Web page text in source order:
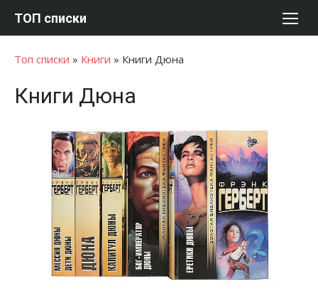
ТОП списки
Топ списки » Книги » Книги Дюна
Книги Дюна